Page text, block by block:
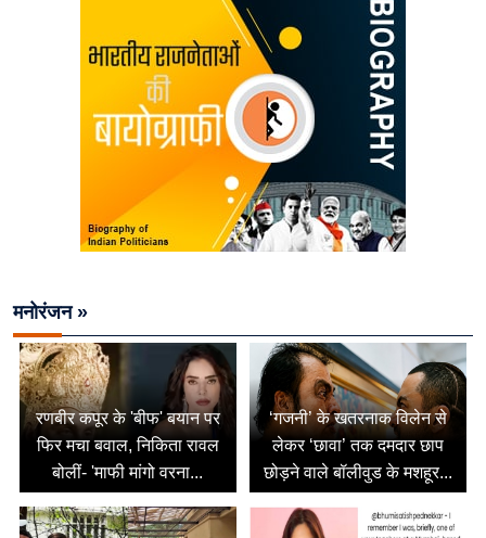
मनोरंजन »
रणबीर कपूर के 'बीफ' बयान पर
फिर मचा बवाल, निकिता रावल
बोलीं- 'माफी मांगो वरना...
‘गजनी’ के खतरनाक विलेन से
लेकर ‘छावा’ तक दमदार छाप
छोड़ने वाले बॉलीवुड के मशहूर...